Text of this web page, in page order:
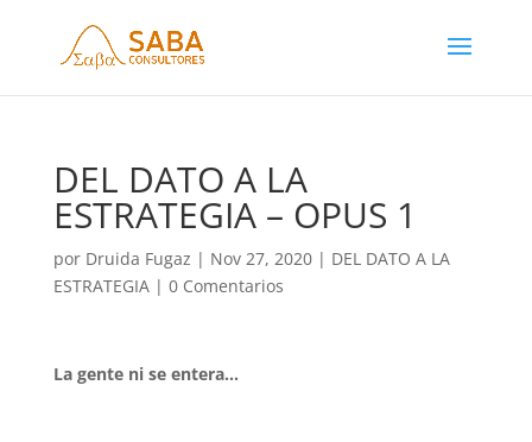
DEL DATO A LA
ESTRATEGIA – OPUS 1
por Druida Fugaz | Nov 27, 2020| DEL DATO A LA
ESTRATEGIA| 0 Comentarios
La gente ni se entera…